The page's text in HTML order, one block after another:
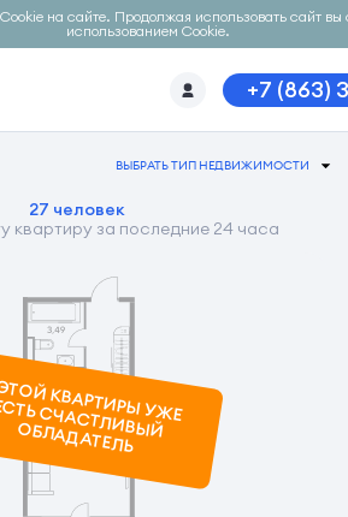
на сайте. Продолжая использовать сайт вы
использованием Cookie.
+7 (863)
ВЫБРАТЬ ТИП НЕДВИЖИМОСТИ
27 человек
квартиру за последние 24 часа
КВАРТИРЫ УЖ
ЕСТЬ СЧАСТЛИВЫЙ ОБЛАДАТЕЛЬ